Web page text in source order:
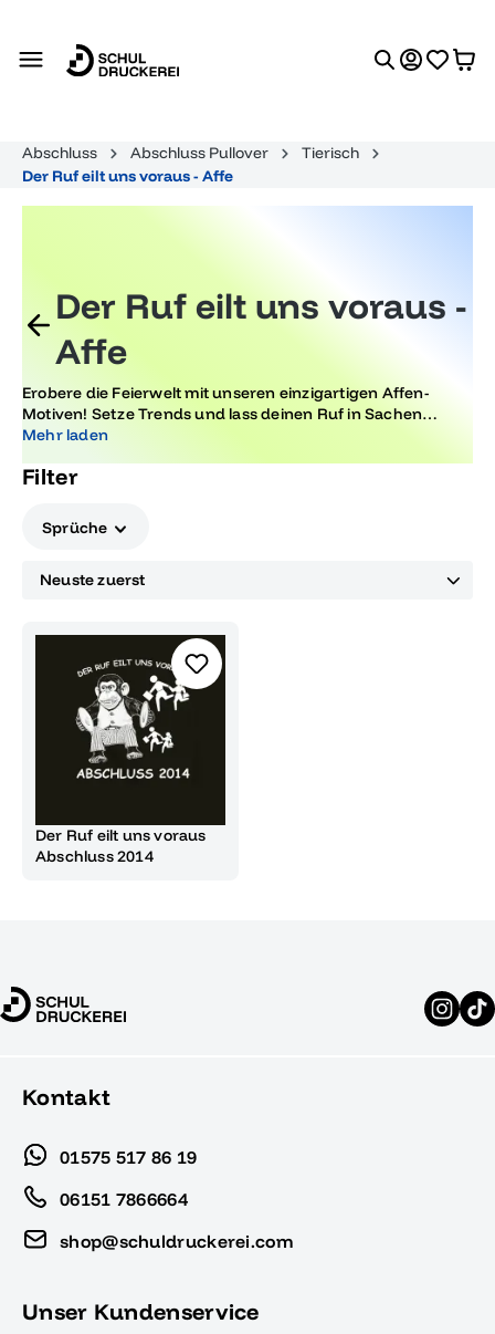
Abschluss Abschluss Pullover
Tierisch
Der Ruf eilt uns voraus - Affe
Der Ruf eilt uns voraus -
Affe
Erobere die Feierwelt mit unseren einzigartigen Affen-
Motiven! Setze Trends und lass deinen Ruf in Sachen
Abiturpartys voraus eilen. Unsere originellen Designs
Werde zum Trendsetter mit dem gewissen Extra!
Mehr laden
Filter
Sprüche
Der Ruf eilt uns voraus
Abschluss 2014
Kontakt
01575 517 86 19
06151 7866664
shop@schuldruckerei.com
Unser Kundenservice